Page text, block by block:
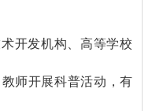
开发机构、高等学校
师开展科普活动，有